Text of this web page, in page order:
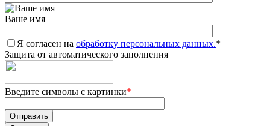
Ваше имя
Я согласен на обработку персональных данных.*
Защита от автоматического заполнения
Введите символы с картинки*